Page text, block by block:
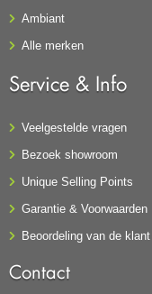
Ambiant
Alle merken
Service & Info
Veelgestelde vragen
Bezoek showroom
Unique Selling Points
Garantie & Voorwaarden
Beoordeling van de klant
Contact